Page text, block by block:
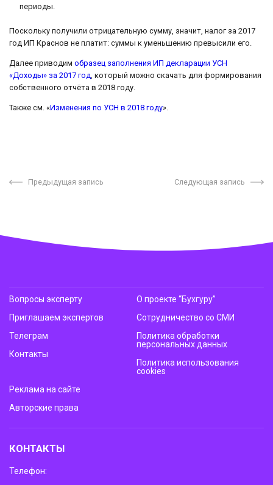
периоды.
Поскольку получили отрицательную сумму, значит, налог за 2017
год ИП Краснов не платит: суммы к уменьшению превысили его.
Далее приводим образец заполнения ИП декларации УСН
«Доходы» за 2017 год, который можно скачать для формирования
собственного отчёта в 2018 году.
Также см. «Изменения по УСН в 2018 году».
Предыдущая запись Следующая запись
Вопросы эксперту
Приглашаем экспертов
Телеграм
Контакты
О проекте “Бухгуру”
Сотрудничество со СМИ
Политика обработки
персональных данных
Политика использования
cookies
Реклама на сайте
Авторские права
КОНТАКТЫ
Телефон: